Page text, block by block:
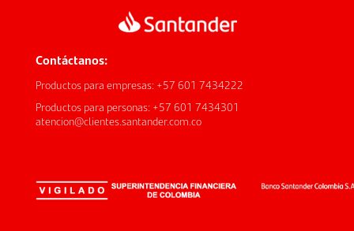
Contáctanos:
Productos para empresas: +57 601 7434222
Productos para personas: +57 601 7434301
atencion@clientes.santander.com.co